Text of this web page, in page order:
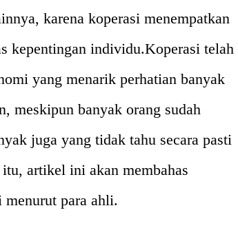
karena koperasi menempatkan
kepentingan individu.Koperasi telah
yang menarik perhatian banyak
meskipun banyak orang sudah
juga yang tidak tahu secara pasti
artikel ini akan membahas
menurut para ahli.